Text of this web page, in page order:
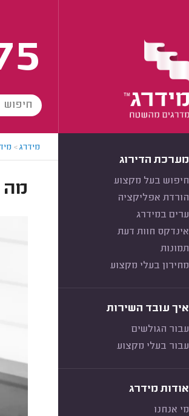
מערכת הדירוג
חיפוש בעל מקצוע
הורדת אפליקציה
ערים במידרג
אינדקס חוות דעת
תמונות
מחירון בעלי מקצוע
איך עובד השירות
עבור הגולשים
עבור בעלי מקצוע
אודות מידרג
מי אנחנו
מידרג>
מה